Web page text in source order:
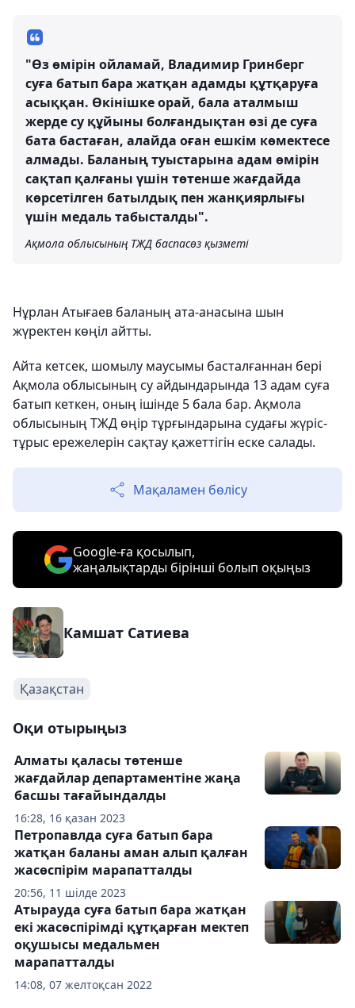
"Өз өмірін ойламай, Владимир Гринберг
суға батып бара жатқан адамды құтқаруға
асыққан. Өкінішке орай, бала аталмыш
жерде су құйыны болғандықтан өзі де суға
бата бастаған, алайда оған ешкім көмектесе
алмады. Баланың туыстарына адам өмірін
сақтап қалғаны үшін төтенше жағдайда
көрсетілген батылдық пен жанқиярлығы
үшін медаль табысталды".
Ақмола облысының ТЖД баспасөз қызметі
Нұрлан Атығаев баланың ата-анасына шын
жүректен көңіл айтты.
Айта кетсек, шомылу маусымы басталғаннан бері
Ақмола облысының су айдындарында 13 адам суға
батып кеткен, оның ішінде 5 бала бар. Ақмола
облысының ТЖД өңір тұрғындарына судағы жүріс-
тұрыс ережелерін сақтау қажеттігін еске салады.
Мақаламен бөлісу
Google-ға қосылып,
жаңалықтарды бірінші болып оқыңыз
Камшат Сатиева
Қазақстан
Оқи отырыңыз
16:28, 16 қазан 2023
Алматы қаласы төтенше
жағдайлар департаментіне жаңа
басшы тағайындалды
20:56, 11 шілде 2023
Петропавлда суға батып бара
жатқан баланы аман алып қалған
жасөспірім марапатталды
14:08, 07 желтоқсан 2022
Атырауда суға батып бара жатқан
екі жасөспірімді құтқарған мектеп
оқушысы медальмен
марапатталды